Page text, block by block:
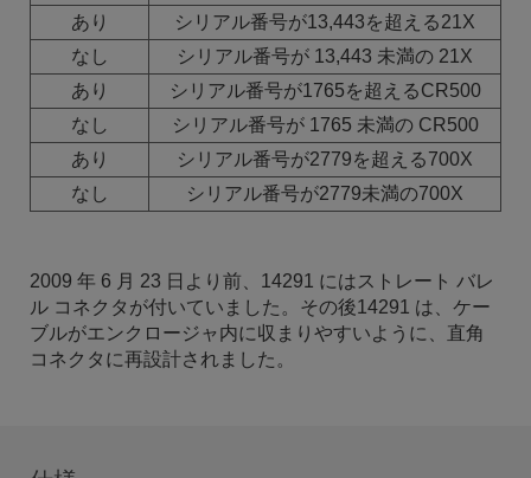
あり
シリアル番号が13,443を超える21X
なし
シリアル番号が 13,443 未満の 21X
あり
シリアル番号が1765を超えるCR500
なし
シリアル番号が 1765 未満の CR500
あり
シリアル番号が2779を超える700X
なし
シリアル番号が2779未満の700X
2009 年 6 月 23 日より前、14291 にはストレート バレ
ル コネクタが付いていました。その後14291 は、ケー
ブルがエンクロージャ内に収まりやすいように、直角
コネクタに再設計されました。